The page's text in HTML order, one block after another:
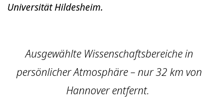
Universität Hildesheim.
Ausgewählte Wissenschaftsbereiche in
persönlicher Atmosphäre – nur 32 km von
Hannover entfernt.